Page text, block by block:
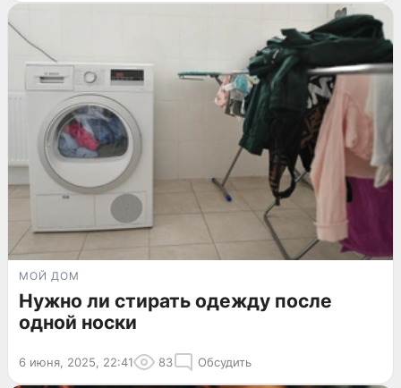
МОЙ ДОМ
Нужно ли стирать одежду после
одной носки
6 июня, 2025, 22:41 83 Обсудить